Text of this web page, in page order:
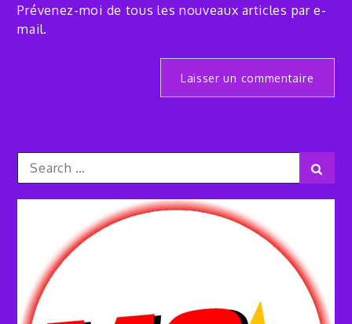
Prévenez-moi de tous les nouveaux articles par e-
mail.
Search
for: